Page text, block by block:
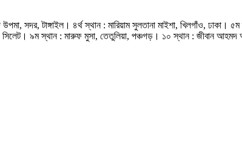
সদর, টাঙ্গাইল। ৪র্থ স্থান : মারিয়াম সুলতানা মাইশা, খিলগাঁও, ঢাকা।
সিলেট। ৯ম স্থান : মারুফ মুসা, তেতুলিয়া, পঞ্চগড়। ১০ স্থান : জীবান